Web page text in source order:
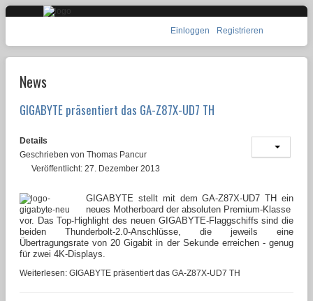
Einloggen Registrieren
News
GIGABYTE präsentiert das GA-Z87X-UD7 TH
Details
Geschrieben von Thomas Pancur
Veröffentlicht: 27. Dezember 2013
GIGABYTE stellt mit dem GA-Z87X-UD7 TH ein
neues Motherboard der absoluten Premium-Klasse
vor. Das Top-Highlight des neuen GIGABYTE-Flaggschiffs sind die
beiden Thunderbolt-2.0-Anschlüsse, die jeweils eine
Übertragungsrate von 20 Gigabit in der Sekunde erreichen - genug
für zwei 4K-Displays.
Weiterlesen: GIGABYTE präsentiert das GA-Z87X-UD7 TH